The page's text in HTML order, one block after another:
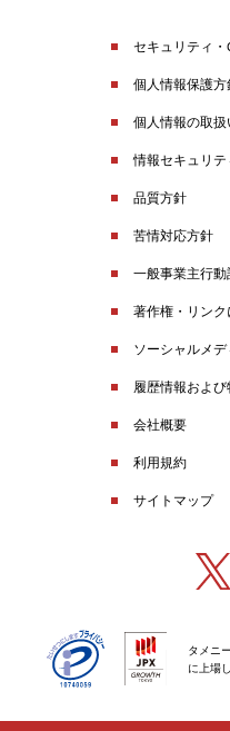
セキュリティ
個人情報保護方
個人情報の取
情報セキュリ
品質方針
苦情対応方針
一般事業主行
著作権・リン
ソーシャルメ
履歴情報およ
会社概要
利用規約
サイトマップ
タメニ
に上場